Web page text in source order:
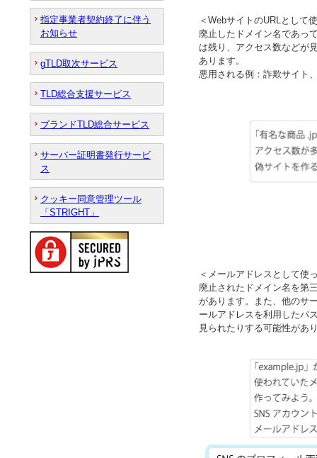
＜WebサイトのURLとして
廃止したドメイン名であっ
は残り、アクセス数などが
あります。
悪用される例：詐欺サイト
＜メールアドレスとして使
廃止されたドメイン名を第
があります。また、他のサ
ールアドレスを利用したパ
見られたりする可能性があ
指定事業者契約終了に伴う
お知らせ
gTLD取次サービス
TLD総合支援サービス
ブランドTLD総合サービス
サーバー証明書発行サービ
ス
クッキー同意管理ツール
「STRIGHT」